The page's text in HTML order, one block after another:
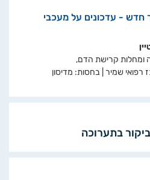
חדש - עדכונים על מעכבי
ומחלות קרישת הדם,
רפואי שמיר | בחסות: מדיסון
בתערוכה